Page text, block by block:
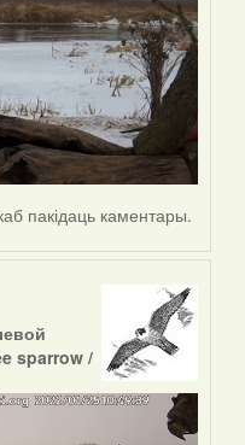
пакідаць каментары.
sparrow /